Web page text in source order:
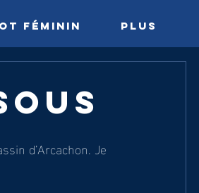
FÉMININ PLUS
d’Arcachon. Je